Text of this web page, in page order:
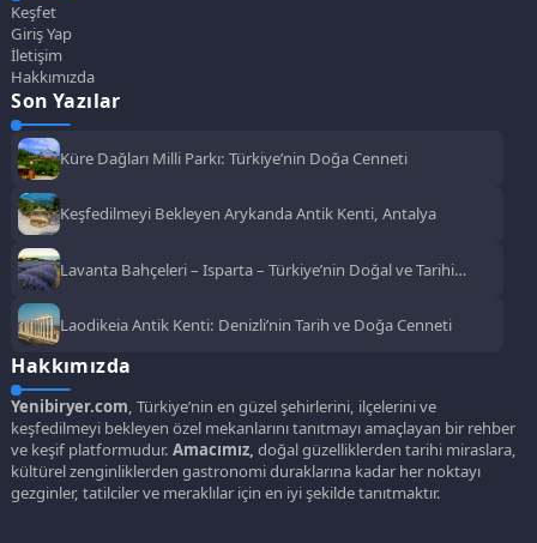
Keşfet
Giriş Yap
İletişim
Hakkımızda
Son Yazılar
Küre Dağları Milli Parkı: Türkiye’nin Doğa Cenneti
Keşfedilmeyi Bekleyen Arykanda Antik Kenti, Antalya
Lavanta Bahçeleri – Isparta – Türkiye’nin Doğal ve Tarihi
Laodikeia Antik Kenti: Denizli’nin Tarih ve Doğa Cenneti
Hakkımızda
Yenibiryer.com, Türkiye’nin en güzel şehirlerini, ilçelerini ve
keşfedilmeyi bekleyen özel mekanlarını tanıtmayı amaçlayan bir rehber
ve keşif platformudur.Amacımız, doğal güzelliklerden tarihi miraslara,
kültürel zenginliklerden gastronomi duraklarına kadar her noktayı
gezginler, tatilciler ve meraklılar için en iyi şekilde tanıtmaktır.